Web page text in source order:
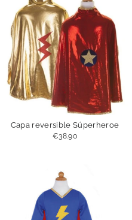
Capa reversible Súperheroe
€38.90